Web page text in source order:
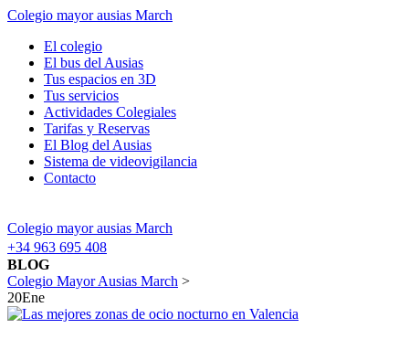
Colegio mayor ausias March
El colegio
El bus del Ausias
Tus espacios en 3D
Tus servicios
Actividades Colegiales
Tarifas y Reservas
El Blog del Ausias
Sistema de videovigilancia
Contacto
Colegio mayor ausias March
+34 963 695 408
BLOG
Colegio Mayor Ausias March >
20Ene